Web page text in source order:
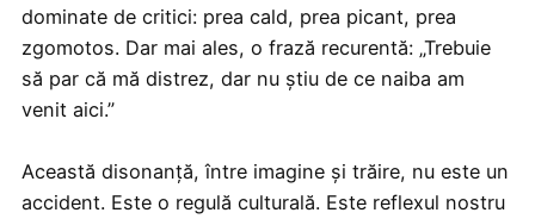
dominate de critici: prea cald, prea picant, prea
zgomotos. Dar mai ales, o frază recurentă: „Trebuie
să par că mă distrez, dar nu știu de ce naiba am
venit aici.”
Această disonanță, între imagine și trăire, nu este un
accident. Este o regulă culturală. Este reflexul nostru